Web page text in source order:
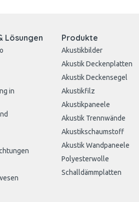
Lösungen
in
Produkte
Akustikbilder
Akustik Deckenplatten
Akustik Deckensegel
Akustikfilz
Akustikpaneele
Akustik Trennwände
Akustikschaumstoff
Akustik Wandpaneele
Polyesterwolle
Schalldämmplatten